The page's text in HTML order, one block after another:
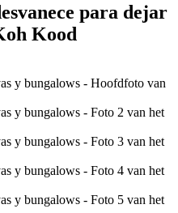
para dejar
Kood